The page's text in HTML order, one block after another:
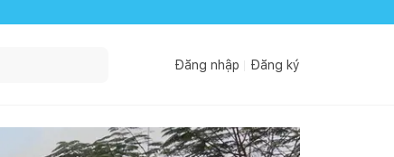
Đăng nhập Đăng ký